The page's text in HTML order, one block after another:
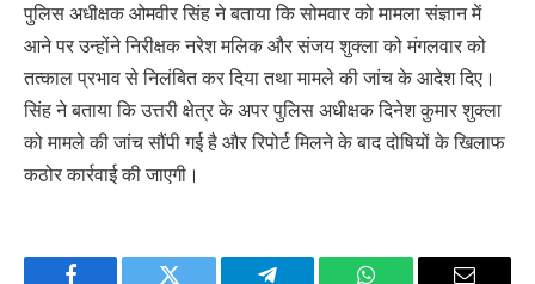
पुलिस अधीक्षक ओमवीर सिंह ने बताया कि सोमवार को मामला संज्ञान में
आने पर उन्होंने निरीक्षक नरेश मलिक और संजय शुक्ला को मंगलवार को
तत्काल प्रभाव से निलंबित कर दिया तथा मामले की जांच के आदेश दिए।
सिंह ने बताया कि उत्तरी क्षेत्र के अपर पुलिस अधीक्षक दिनेश कुमार शुक्ला
को मामले की जांच सौंपी गई है और रिपोर्ट मिलने के बाद दोषियों के खिलाफ
कठोर कार्रवाई की जाएगी।